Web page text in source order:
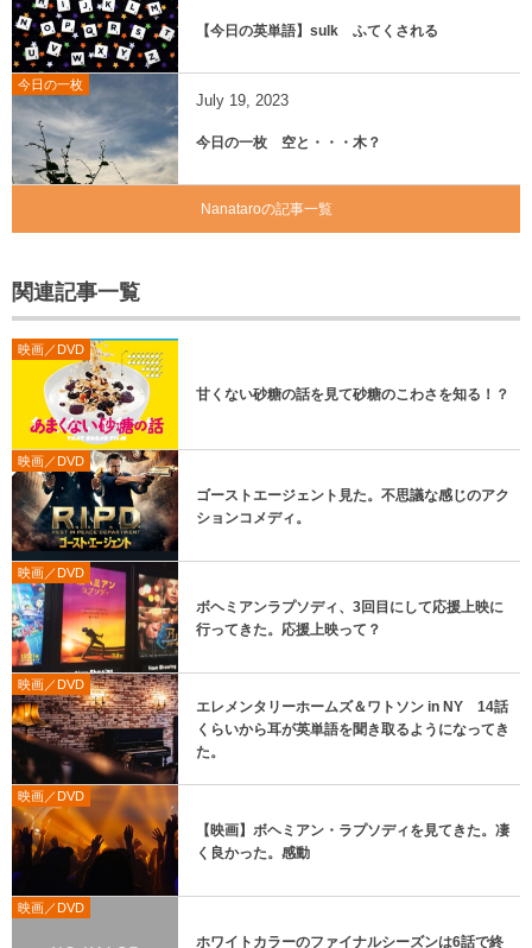
【今日の英単語】sulk ふてくされる
今日の一枚
July 19, 2023
今日の一枚 空と・・・木？
Nanataroの記事一覧
関連記事一覧
映画／DVD
甘くない砂糖の話を見て砂糖のこわさを知る！？
映画／DVD
ゴーストエージェント見た。不思議な感じのアク
ションコメディ。
映画／DVD
ボヘミアンラプソディ、3回目にして応援上映に
行ってきた。応援上映って？
映画／DVD
エレメンタリーホームズ＆ワトソン in NY 14話
くらいから耳が英単語を聞き取るようになってき
た。
映画／DVD
【映画】ボヘミアン・ラプソディを見てきた。凄
く良かった。感動
映画／DVD
ホワイトカラーのファイナルシーズンは6話で終